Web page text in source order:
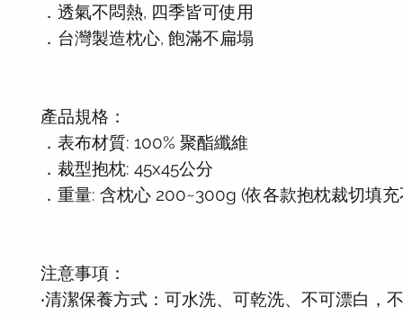
．透氣不悶熱, 四季皆可使用
．台灣製造枕心, 飽滿不扁塌
產品規格：
．表布材質: 100% 聚酯纖維
．裁型抱枕: 45x45公分
．重量: 含枕心 200~300g (依各款抱枕裁切填充
注意事項：
‧清潔保養方式：可水洗、可乾洗、不可漂白，